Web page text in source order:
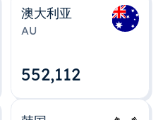
澳大利亚
AU
552,112